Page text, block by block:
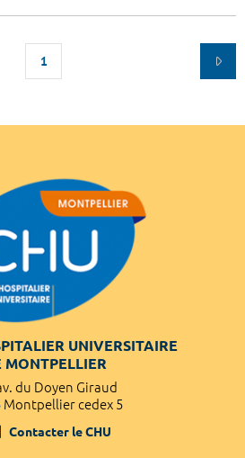
1
UNIVERSITAIRE
MONTPELLIER
du Doyen Giraud
Montpellier cedex 5
Contacter le CHU